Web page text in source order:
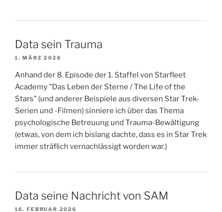
Data sein Trauma
1. MÄRZ 2026
Anhand der 8. Episode der 1. Staffel von Starfleet
Academy "Das Leben der Sterne / The Life of the
Stars" (und anderer Beispiele aus diversen Star Trek-
Serien und -Filmen) sinniere ich über das Thema
psychologische Betreuung und Trauma-Bewältigung
(etwas, von dem ich bislang dachte, dass es in Star Trek
immer sträflich vernachlässigt worden war.)
Data seine Nachricht von SAM
16. FEBRUAR 2026